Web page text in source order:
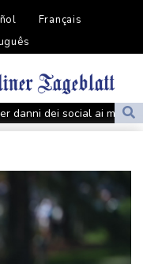
Français
danni dei social ai minori
danni dei social ai minori
difesa con Turchia e
davanti al Parlamento